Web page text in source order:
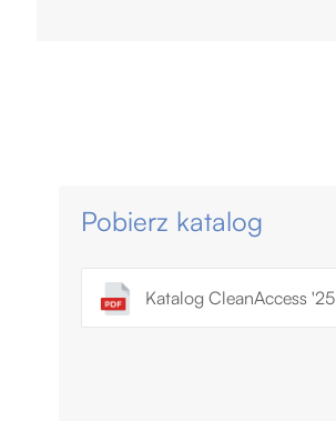
Pobierz katalog
Katalog CleanAccess '25